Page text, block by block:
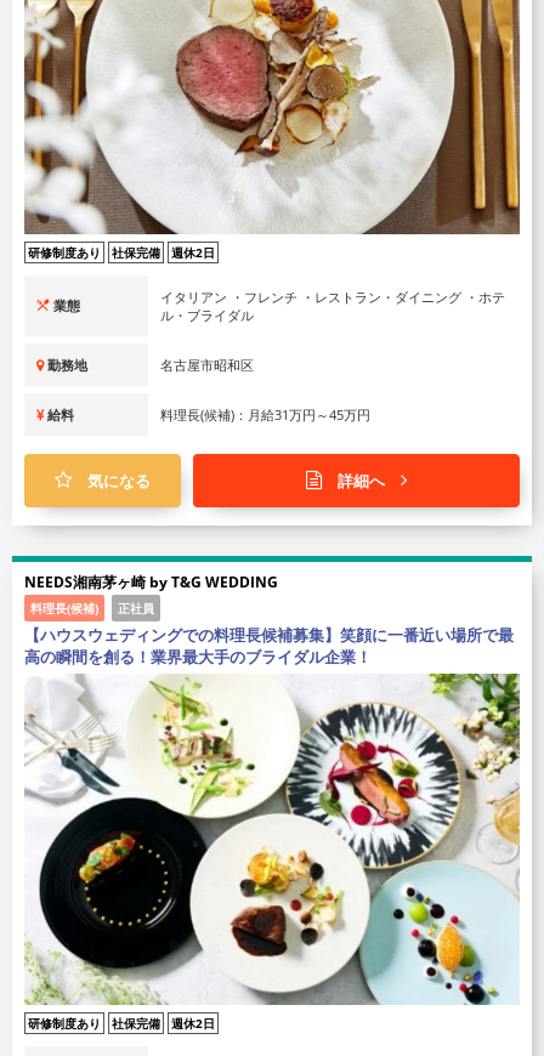
研修制度あり 社保完備 週休2日
業態
イタリアン ・フレンチ ・レストラン・ダイニング ・ホテ
ル・ブライダル
勤務地 名古屋市昭和区
給料 料理長(候補)：月給31万円～45万円
気になる 詳細へ
NEEDS湘南茅ヶ崎 by T&G WEDDING
料理長(候補) 正社員
【ハウスウェディングでの料理長候補募集】笑顔に一番近い場所で最
高の瞬間を創る！業界最大手のブライダル企業！
研修制度あり 社保完備 週休2日